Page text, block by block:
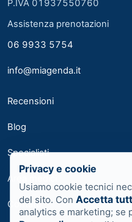
P.IVA 01937550760
Assistenza prenotazioni
06 9933 5754
info@miagenda.it
Recensioni
Blog
Specialisti
Area medici
Contatti
Privacy e cookie
Usiamo cookie tecnici
del sito. Con Accetta
analytics e marketing; se